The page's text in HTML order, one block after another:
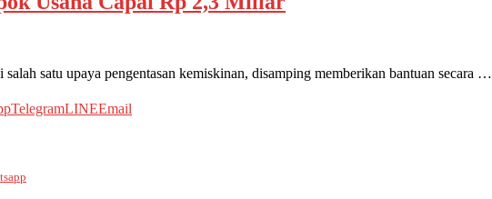
satu upaya pengentasan kemiskinan, disamping memberikan bantuan secara …
TelegramLINEEmail